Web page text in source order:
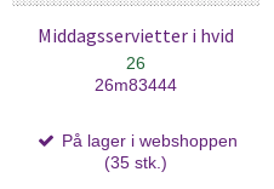
Middagsservietter i hvid
26
26m83444
På lager i webshoppen
(35 stk.)